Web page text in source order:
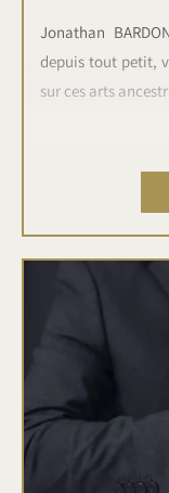
Jonathan
depuis tout petit,
sur ces arts
Découvrez son
pratiquer dans la